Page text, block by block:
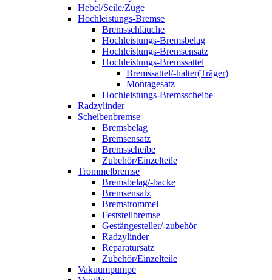
Hebel/Seile/Züge
Hochleistungs-Bremse
Bremsschläuche
Hochleistungs-Bremsbelag
Hochleistungs-Bremsensatz
Hochleistungs-Bremssattel
Bremssattel/-halter(Träger)
Montagesatz
Hochleistungs-Bremsscheibe
Radzylinder
Scheibenbremse
Bremsbelag
Bremsensatz
Bremsscheibe
Zubehör/Einzelteile
Trommelbremse
Bremsbelag/-backe
Bremsensatz
Bremstrommel
Feststellbremse
Gestängesteller/-zubehör
Radzylinder
Reparatursatz
Zubehör/Einzelteile
Vakuumpumpe